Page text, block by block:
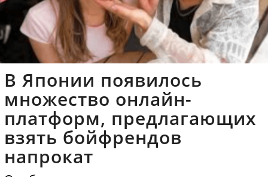
В Японии появилось
множество онлайн-
платформ, предлагающих
взять бойфрендов
напрокат